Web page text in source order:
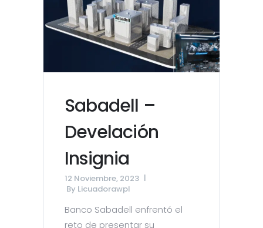
Sabadell –
Develación
Insignia
12 Noviembre, 2023
By Licuadorawpl
Banco Sabadell enfrentó el
reto de presentar su